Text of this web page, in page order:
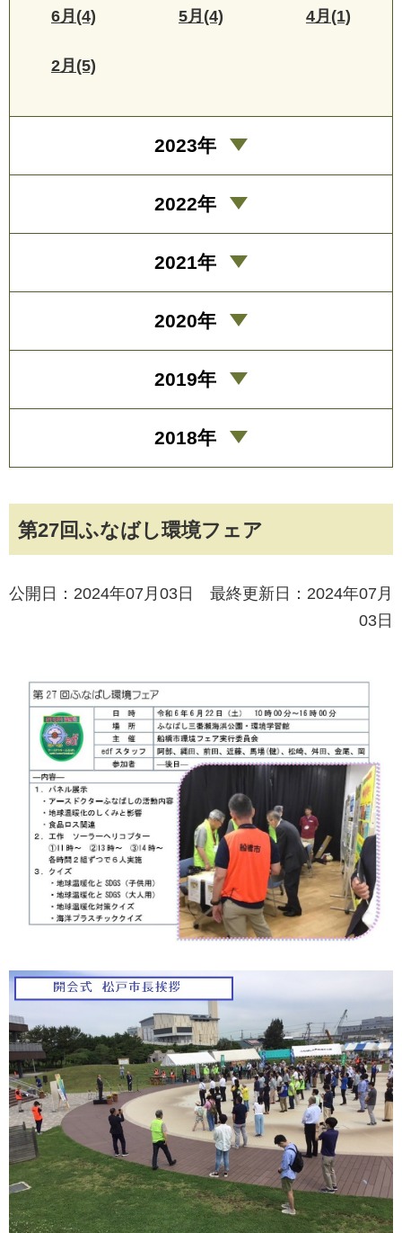
第27回ふなばし環境フェア
公開日：2024年07月03日 最終更新日：2024年07月
03日
6月(4) 5月(4) 4月(1)
2月(5)
2023年
2022年
2021年
2020年
2019年
2018年